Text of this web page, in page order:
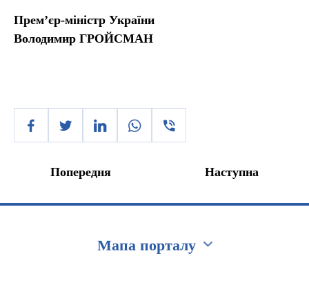
Прем’єр-міністр України
Володимир ГРОЙСМАН
Попередня Наступна
Мапа порталу